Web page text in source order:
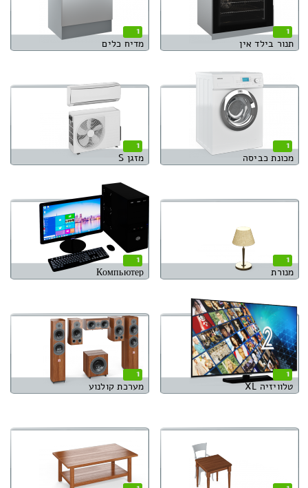
1
תנור בילד אין
1
מדיח כלים
1
מכונת כביסה
1
מזגן S
1
מנורת
1
Компьютер
1
טלוויזיה XL
1
מערכת קולנוע